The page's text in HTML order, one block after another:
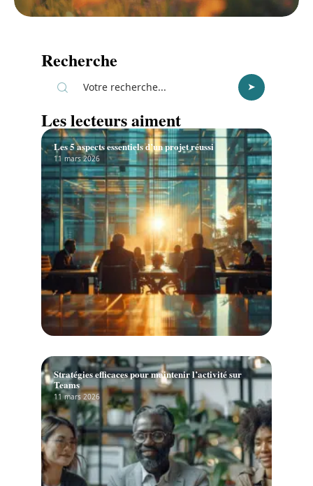
Recherche
Les lecteurs aiment
Les 5 aspects essentiels d’un projet réussi
11 mars 2026
Stratégies efficaces pour maintenir l’activité sur
Teams
11 mars 2026